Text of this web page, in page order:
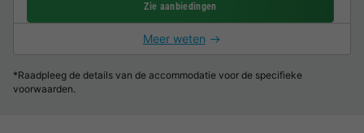
Zie aanbiedingen
Meer weten
*Raadpleeg de details van de accommodatie voor de specifieke
voorwaarden.